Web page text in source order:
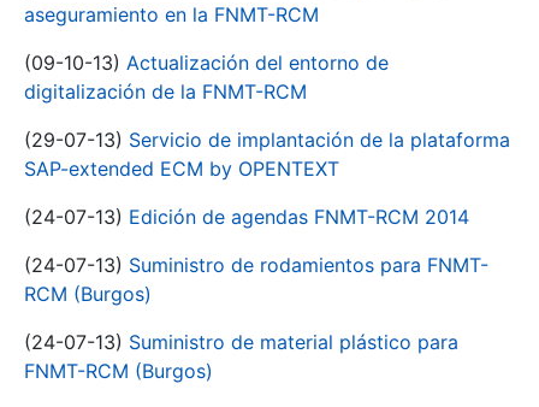
aseguramiento en la FNMT-RCM
(09-10-13) Actualización del entorno de
digitalización de la FNMT-RCM
(29-07-13) Servicio de implantación de la plataforma
SAP-extended ECM by OPENTEXT
(24-07-13) Edición de agendas FNMT-RCM 2014
(24-07-13) Suministro de rodamientos para FNMT-
RCM (Burgos)
(24-07-13) Suministro de material plástico para
FNMT-RCM (Burgos)